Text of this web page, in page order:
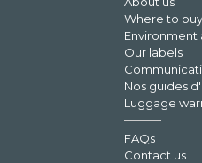
Where to buy
Our labels
Nos guides
Luggage
FAQs
Contact us